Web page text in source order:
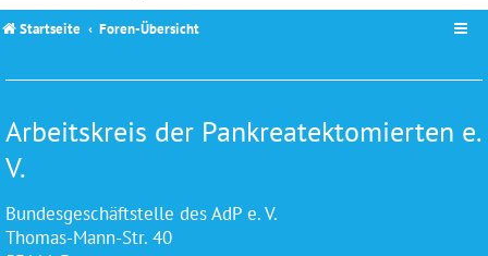
Startseite Foren-Übersicht
Arbeitskreis der Pankreatektomierten e.
V.
Bundesgeschäftstelle des AdP e. V.
Thomas-Mann-Str. 40